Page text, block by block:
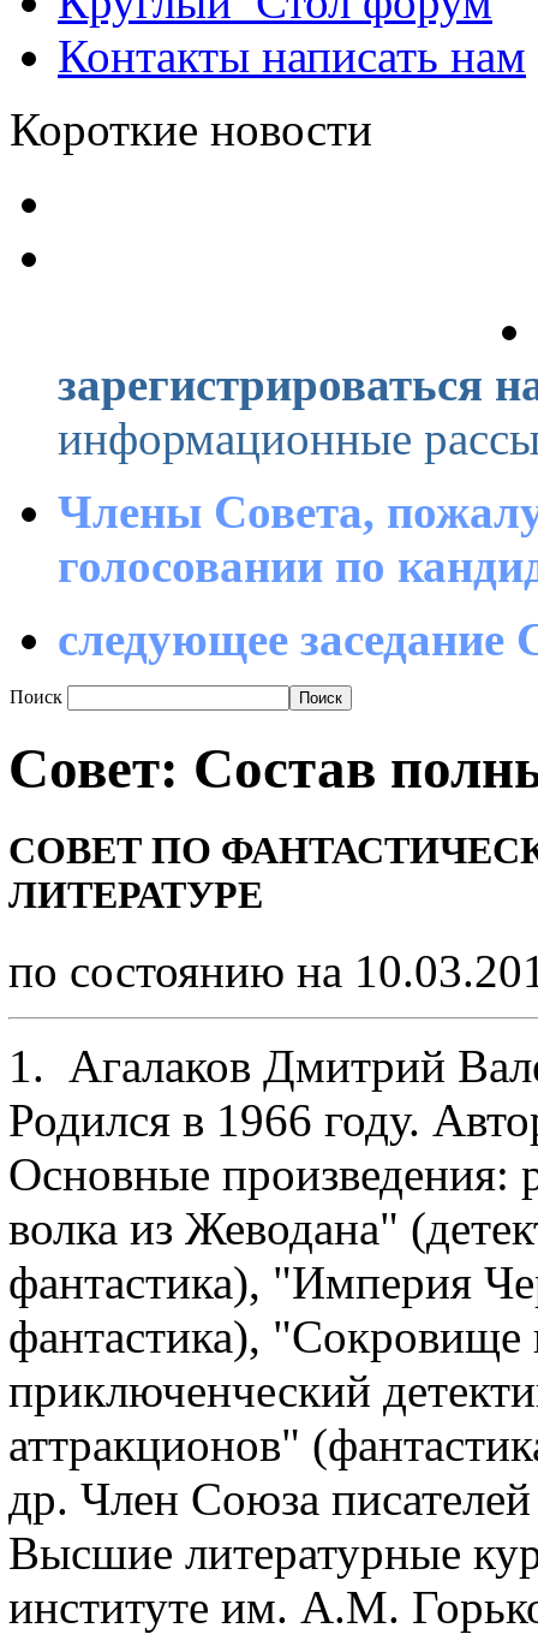
Контакты написать нам
Короткие новости
зарегистрироваться
информационные
Члены Совета,
голосовании по
следующее заседание
Поиск
Совет: Состав
СОВЕТ ПО
ЛИТЕРАТУРЕ
по состоянию на
1. Агалаков Дмитрий
Родился в 1966 году.
Основные произведения:
волка из Жеводана"
фантастика), "Империя
фантастика), "Сокровище
приключенческий
аттракционов"
др. Член Союза
Высшие литературные
институте им. А.М.